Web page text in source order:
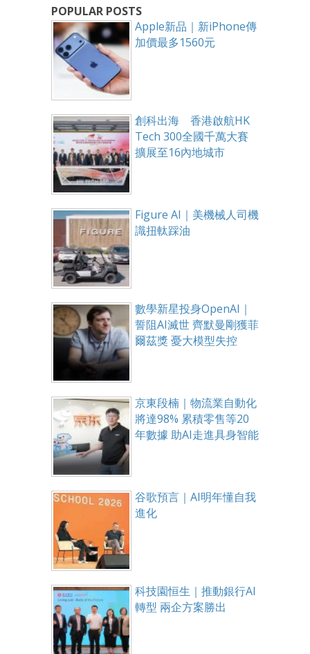
POPULAR POSTS
Apple新品｜新iPhone傳
加價最多1560元
創科出海 香港啟航HK
Tech 300全國千萬大賽
擴展至16內地城市
Figure AI｜美機械人司機
識扭軚踩油
數學新星投身OpenAI｜
誓阻AI滅世 齊默曼剛獲菲
爾茲獎 憂大模型失控
京東段楠｜物流業自動化
將達98% 累積零售等20
年數據 助AI走進具身智能
谷歌預言｜AI明年懂自我
進化
科技園恒生｜推動銀行AI
轉型 兩企方案勝出